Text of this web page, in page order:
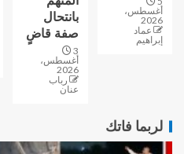
أغسطس،
2026
عماد
إبراهيم
بانتحال
صفة قاضٍ
3
أغسطس،
2026
رباب
عنان
لربما فاتك